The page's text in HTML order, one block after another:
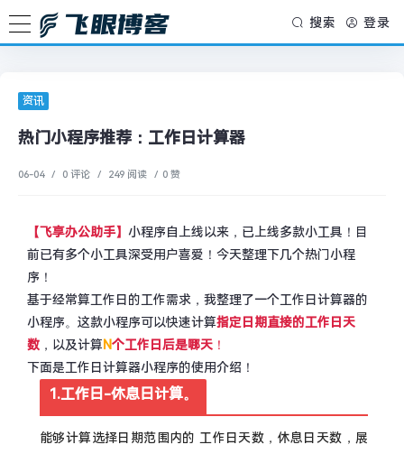
搜索 登录
资讯
热门小程序推荐：工作日计算器
06-04 / 0 评论 / 249 阅读 / 0 赞
【飞享办公助手】 小程序自上线以来，已上线多款小工具！目
前已有多个小工具深受用户喜爱！今天整理下几个热门小程
序！
基于经常算工作日的工作需求，我整理了一个工作日计算器的
小程序。这款小程序可以快速计算指定日期直接的工作日天
数 ，以及计算N个工作日后是哪天 ！
下面是工作日计算器小程序的使用介绍！
1.工作日-休息日计算。
能够计算选择日期范围内的 工作日天数，休息日天数，展